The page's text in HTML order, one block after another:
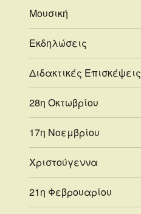
Μουσική
Εκδηλώσεις
Διδακτικές Επισκέψεις
28η Οκτωβρίου
17η Νοεμβρίου
Χριστούγεννα
21η Φεβρουαρίου